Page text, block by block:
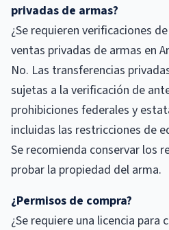
privadas de armas?
¿Se requieren verificaciones
ventas privadas de armas en
No. Las transferencias
sujetas a la verificación de
prohibiciones federales y
incluidas las restricciones de
Se recomienda conservar los
probar la propiedad del arma.
¿Permisos de compra?
¿Se requiere una licencia para